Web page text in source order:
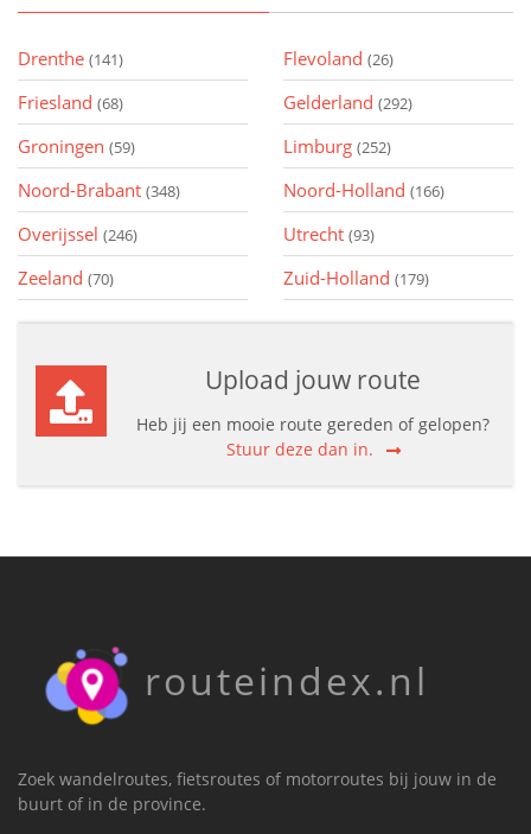
Drenthe (141) Flevoland (26)
Friesland (68) Gelderland (292)
Groningen (59) Limburg (252)
Noord-Brabant (348) Noord-Holland (166)
Overijssel (246) Utrecht (93)
Zeeland (70) Zuid-Holland (179)
Upload jouw route
Heb jij een mooie route gereden of gelopen?
Stuur deze dan in.
routeindex.nl
Zoek wandelroutes, fietsroutes of motorroutes bij jouw in de
buurt of in de province.